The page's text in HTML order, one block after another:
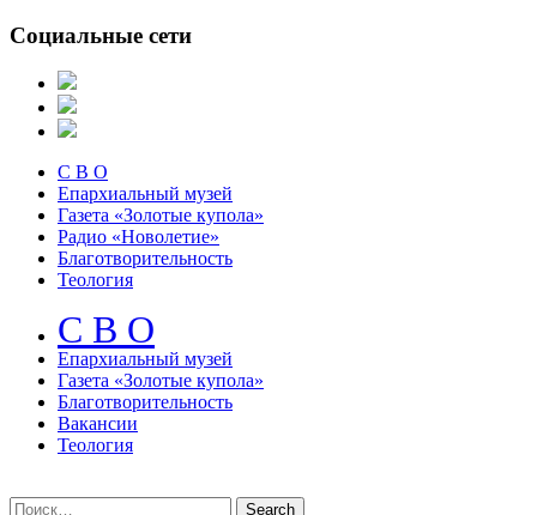
Социальные сети
С В О
Епархиальный музей
Газета «Золотые купола»
Радио «Новолетие»
Благотворительность
Теология
С В О
Епархиальный музeй
Газета «Золотые купола»
Благотворительность
Вакансии
Теология